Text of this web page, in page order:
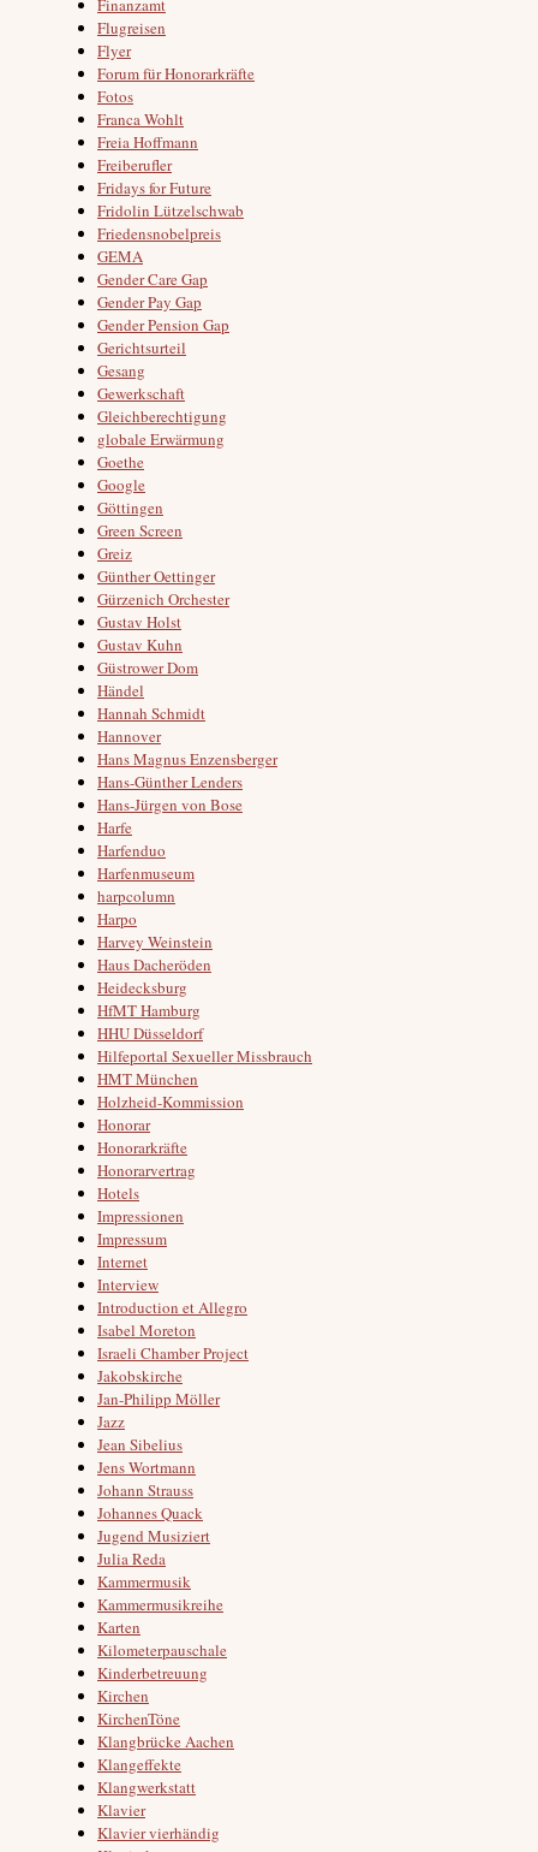
Finanzamt
Flugreisen
Flyer
Forum für Honorarkräfte
Fotos
Franca Wohlt
Freia Hoffmann
Freiberufler
Fridays for Future
Fridolin Lützelschwab
Friedensnobelpreis
GEMA
Gender Care Gap
Gender Pay Gap
Gender Pension Gap
Gerichtsurteil
Gesang
Gewerkschaft
Gleichberechtigung
globale Erwärmung
Goethe
Google
Göttingen
Green Screen
Greiz
Günther Oettinger
Gürzenich Orchester
Gustav Holst
Gustav Kuhn
Güstrower Dom
Händel
Hannah Schmidt
Hannover
Hans Magnus Enzensberger
Hans-Günther Lenders
Hans-Jürgen von Bose
Harfe
Harfenduo
Harfenmuseum
harpcolumn
Harpo
Harvey Weinstein
Haus Dacheröden
Heidecksburg
HfMT Hamburg
HHU Düsseldorf
Hilfeportal Sexueller Missbrauch
HMT München
Holzheid-Kommission
Honorar
Honorarkräfte
Honorarvertrag
Hotels
Impressionen
Impressum
Internet
Interview
Introduction et Allegro
Isabel Moreton
Israeli Chamber Project
Jakobskirche
Jan-Philipp Möller
Jazz
Jean Sibelius
Jens Wortmann
Johann Strauss
Johannes Quack
Jugend Musiziert
Julia Reda
Kammermusik
Kammermusikreihe
Karten
Kilometerpauschale
Kinderbetreuung
Kirchen
KirchenTöne
Klangbrücke Aachen
Klangeffekte
Klangwerkstatt
Klavier
Klavier vierhändig